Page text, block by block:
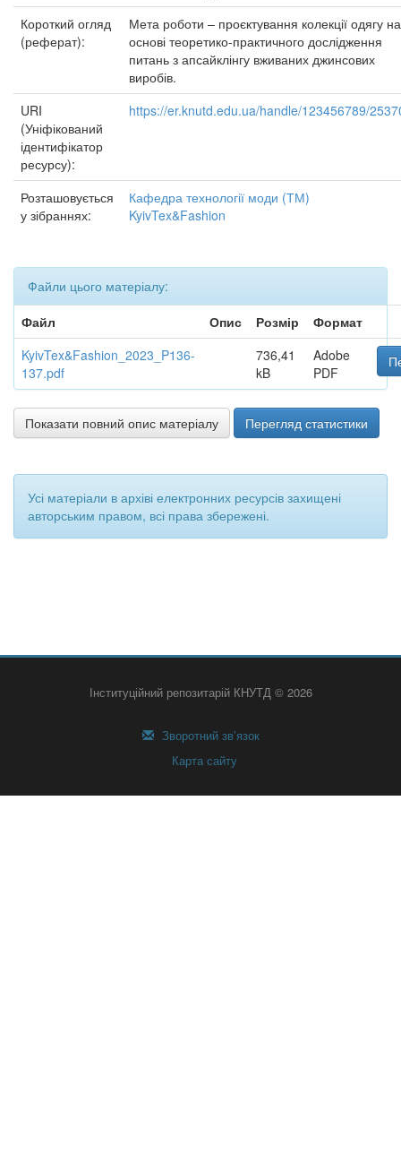
Короткий огляд
(реферат):
Мета роботи – проєктування колекції одягу на
основі теоретико-практичного дослідження
питань з апсайклінгу вживаних джинсових
виробів.
URI
(Уніфікований
ідентифікатор
ресурсу):
https://er.knutd.edu.ua/handle/123456789/
Розташовується
у зібраннях:
Кафедра технології моди (ТМ)
KyivTex&Fashion
Файли цього матеріалу:
Файл
Опис Розмір
Формат
KyivTex&Fashion_2023_P136-
137.pdf
736,41
kB
Adobe
PDF
Показати повний опис матеріалу Перегляд статистики
Усі матеріали в архіві електронних ресурсів захищені
авторським правом, всі права збережені.
Інституційний репозитарій КНУТД © 2026
Зворотний зв’язок
Карта сайту